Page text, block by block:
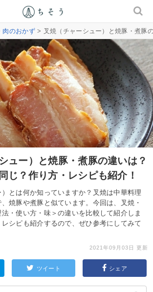
肉のおかず> 叉焼（チャーシュー）と焼豚・煮豚
ュー）と焼豚・煮豚の違いは？
じ？作り方・レシピも紹介！
とは何か知っていますか？叉焼は中華料理
焼豚や煮豚と似ています。今回は、叉焼・
・使い方・味＞の違いを比較して紹介しま
シピも紹介するので、ぜひ参考にしてみて
2021年09月03日 更新
ツイート シェア